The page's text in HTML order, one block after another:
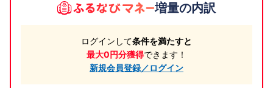
増量の内訳
ログインして条件を満たすと
最大0円分獲得できます！
新規会員登録／ログイン